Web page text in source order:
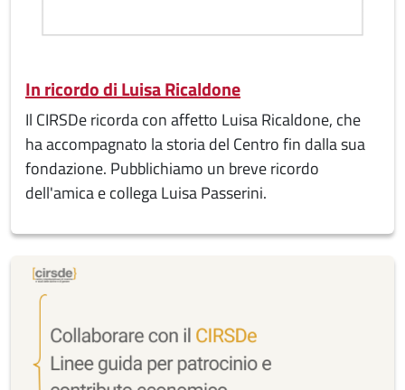
In ricordo di Luisa Ricaldone
Il CIRSDe ricorda con affetto Luisa Ricaldone, che
ha accompagnato la storia del Centro fin dalla sua
fondazione. Pubblichiamo un breve ricordo
dell'amica e collega Luisa Passerini.